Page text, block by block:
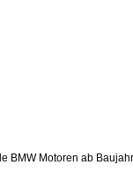
BMW Motoren ab